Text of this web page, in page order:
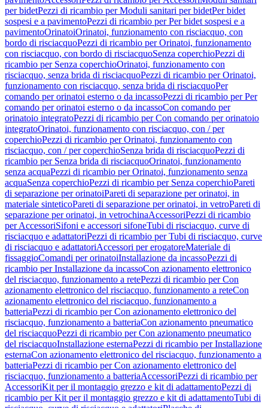
per bidetPezzi di ricambio per Moduli sanitari per bidetPer bidet
sospesi e a pavimentoPezzi di ricambio per Per bidet sospesi e a
pavimentoOrinatoiOrinatoi, funzionamento con risciacquo, con
bordo di risciacquoPezzi di ricambio per Orinatoi, funzionamento
con risciacquo, con bordo di risciacquoSenza coperchioPezzi di
ricambio per Senza coperchioOrinatoi, funzionamento con
risciacquo, senza brida di risciacquoPezzi di ricambio per Orinatoi,
funzionamento con risciacquo, senza brida di risciacquoPer
comando per orinatoi esterno o da incassoPezzi di ricambio per Per
comando per orinatoi esterno o da incassoCon comando per
orinatoio integratoPezzi di ricambio per Con comando per orinatoio
integratoOrinatoi, funzionamento con risciacquo, con / per
coperchioPezzi di ricambio per Orinatoi, funzionamento con
risciacquo, con / per coperchioSenza brida di risciacquoPezzi di
ricambio per Senza brida di risciacquoOrinatoi, funzionamento
senza acquaPezzi di ricambio per Orinatoi, funzionamento senza
acquaSenza coperchioPezzi di ricambio per Senza coperchioPareti
di separazione per orinatoiPareti di separazione per orinatoi, in
materiale sinteticoPareti di separazione per orinatoi, in vetroPareti di
separazione per orinatoi, in vetrochinaAccessoriPezzi di ricambio
per AccessoriSifoni e accessori sifoneTubi di risciacquo, curve di
risciacquo e adattatoriPezzi di ricambio per Tubi di risciacquo, curve
di risciacquo e adattatoriAccessori per erogatoreMateriale di
fissaggioComandi per orinatoiInstallazione da incassoPezzi di
ricambio per Installazione da incassoCon azionamento elettronico
del risciacquo, funzionamento a retePezzi di ricambio per Con
azionamento elettronico del risciacquo, funzionamento a reteCon
azionamento elettronico del risciacquo, funzionamento a
batteriaPezzi di ricambio per Con azionamento elettronico del
risciacquo, funzionamento a batteriaCon azionamento pneumatico
del risciacquoPezzi di ricambio per Con azionamento pneumatico
del risciacquoInstallazione esternaPezzi di ricambio per Installazione
esternaCon azionamento elettronico del risciacquo, funzionamento a
batteriaPezzi di ricambio per Con azionamento elettronico del
risciacquo, funzionamento a batteriaAccessoriPezzi di ricambio per
AccessoriKit per il montaggio grezzo e kit di adattamentoPezzi di
ricambio per Kit per il montaggio grezzo e kit di adattamentoTubi di